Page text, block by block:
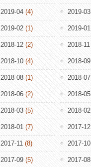
2019-04 (4) 2019-03
2019-02 (1) 2019-01
2018-12 (2) 2018-11
2018-10 (4) 2018-09
2018-08 (1) 2018-07
2018-06 (2) 2018-05
2018-03 (5) 2018-02
2018-01 (7) 2017-12
2017-11 (8) 2017-10
2017-09 (5) 2017-08